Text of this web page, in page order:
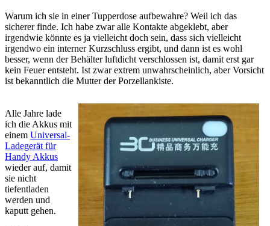
Warum ich sie in einer Tupperdose aufbewahre? Weil ich das
sicherer finde. Ich habe zwar alle Kontakte abgeklebt, aber
irgendwie könnte es ja vielleicht doch sein, dass sich vielleicht
irgendwo ein interner Kurzschluss ergibt, und dann ist es wohl
besser, wenn der Behälter luftdicht verschlossen ist, damit erst gar
kein Feuer entsteht. Ist zwar extrem unwahrscheinlich, aber Vorsicht
ist bekanntlich die Mutter der Porzellankiste.
Alle Jahre lade
ich die Akkus mit
einem Universal-
Ladegerät für
Handy Akkus
wieder auf, damit
sie nicht
tiefentladen
werden und
kaputt gehen.